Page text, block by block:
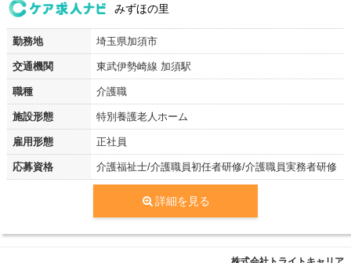
みずほの里
勤務地 埼玉県加須市
交通機関 東武伊勢崎線 加須駅
職種 介護職
施設形態 特別養護老人ホーム
雇用形態 正社員
応募資格 介護福祉士/介護職員初任者研修/介護職員実務者研修
詳細を見る